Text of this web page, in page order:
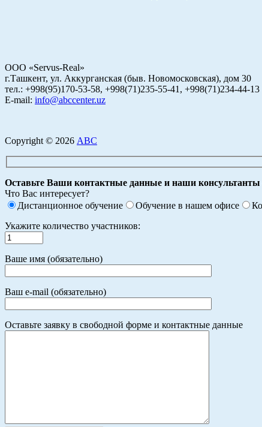
ООО «Servus-Real»
г.Ташкент, ул. Аккурганская (быв. Новомосковская), дом 30
тел.: +998(95)170-53-58, +998(71)235-55-41, +998(71)234-44-13
E-mail: info@abccenter.uz
Copyright © 2026 АВС
Оставьте Ваши контактные данные и наши
Что Вас интересует?
Дистанционное обучение
Обучение в нашем офисе
Укажите количество участников:
Ваше имя (обязательно)
Ваш e-mail (обязательно)
Оставьте заявку в свободной форме и контактные данные